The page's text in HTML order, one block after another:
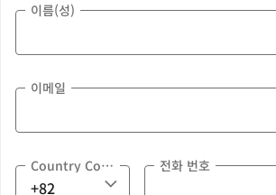
이름(성)
이메일
Country Code 전화 번호